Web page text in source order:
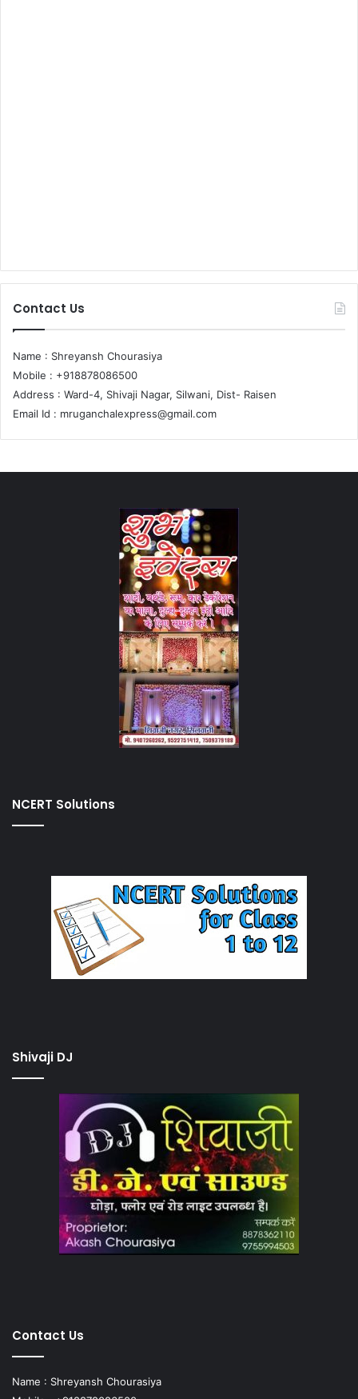
Contact Us
Name : Shreyansh Chourasiya
Mobile : +918878086500
Address : Ward-4, Shivaji Nagar, Silwani, Dist- Raisen
Email Id : mruganchalexpress@gmail.com
NCERT Solutions
Shivaji DJ
Contact Us
Name : Shreyansh Chourasiya